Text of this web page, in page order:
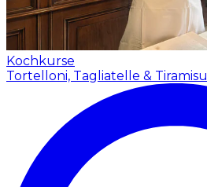
Kochkurse
Tortelloni, Tagliatelle & Tiramisu